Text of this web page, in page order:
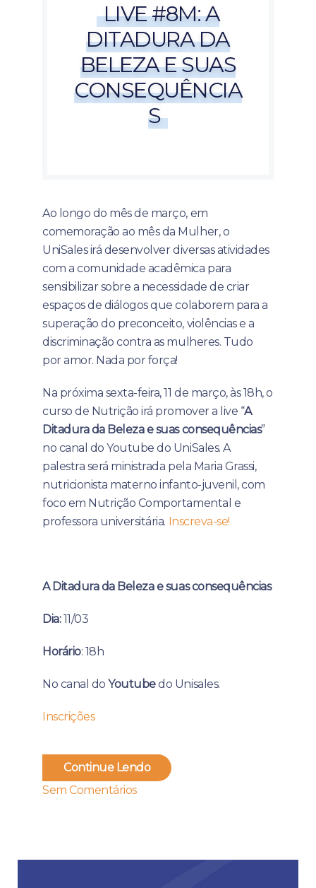
LIVE #8M: A
DITADURA DA
BELEZA E SUAS
CONSEQUÊNCIA
S
Ao longo do mês de março, em
comemoração ao mês da Mulher, o
UniSales irá desenvolver diversas atividades
com a comunidade acadêmica para
sensibilizar sobre a necessidade de criar
espaços de diálogos que colaborem para a
superação do preconceito, violências e a
discriminação contra as mulheres. Tudo
por amor. Nada por força!
Na próxima sexta-feira, 11 de março, às 18h, o
curso de Nutrição irá promover a live “A
Ditadura da Beleza e suas consequências”
no canal do Youtube do UniSales. A
palestra será ministrada pela Maria Grassi,
nutricionista materno infanto-juvenil, com
foco em Nutrição Comportamental e
professora universitária. Inscreva-se!
A Ditadura da Beleza e suas consequências
Dia:11/03
Horário: 18h
No canal doYoutubedo Unisales.
Inscrições
Continue Lendo
Sem Comentários